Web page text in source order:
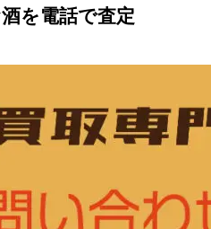
を電話で査定